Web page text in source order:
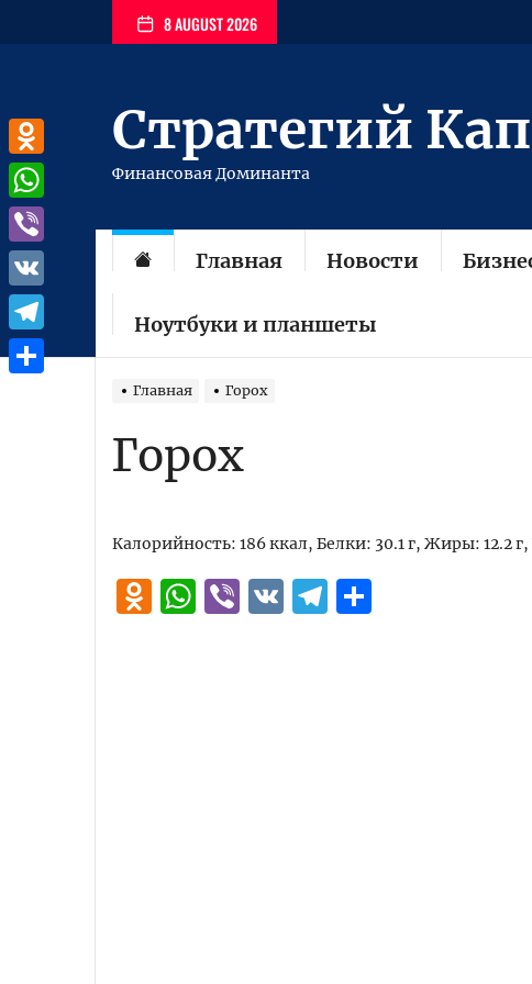
8 AUGUST 2026
Стратегий
Финансовая Доминанта
Главная Новости
Ноутбуки и планшеты
Главная Горох
Горох
Калорийность: 186 ккал, Белки: 30.1 г, Жиры: 12.2
Odnoklassniki
WhatsApp
Viber
VK Telegram
Odnoklassniki
WhatsApp
Viber
VK
Telegram